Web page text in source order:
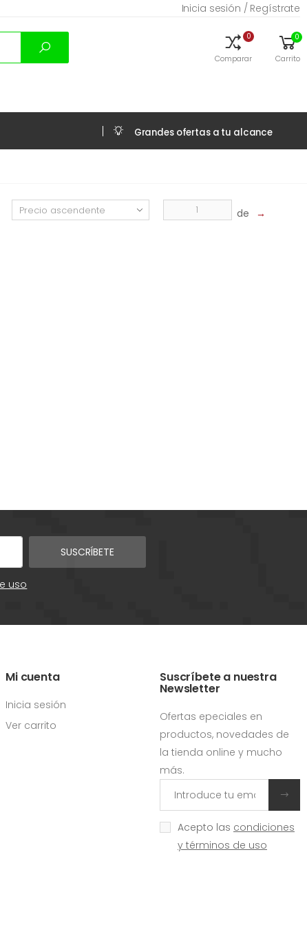
Inicia sesión / Regístrate
0
Comparar
0
Carrito
Grandes ofertas a tu alcance
de →
SUSCRÍBETE
uso
Mi cuenta
Inicia sesión
Ver carrito
Suscríbete a nuestra
Newsletter
Ofertas epeciales en
productos, novedades de
la tienda online y mucho
más.
Acepto las condiciones
y términos de uso